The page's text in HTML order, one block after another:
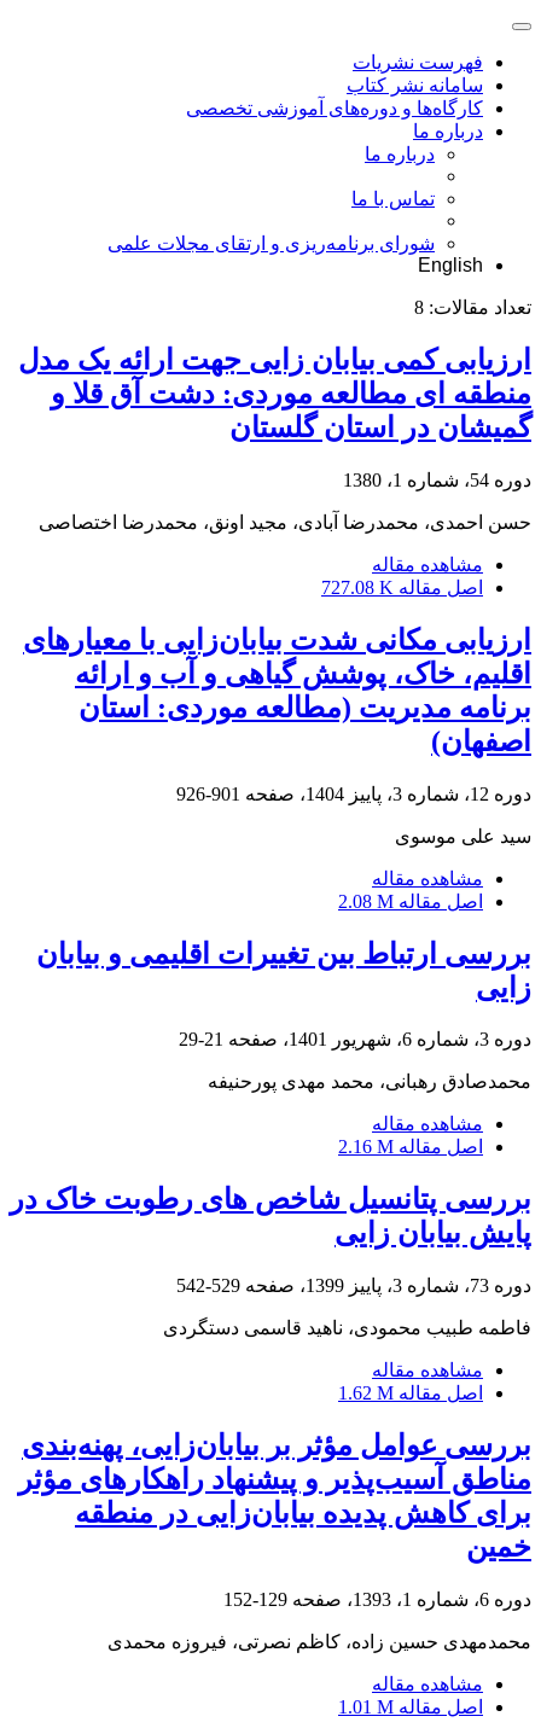
فهرست نشریات
سامانه نشر کتاب
کارگاه‌ها و دوره‌های آموزشی تخصصی
درباره ما
درباره ما
تماس با ما
شورای برنامه‌ریزی و ارتقای مجلات علمی
English
تعداد مقالات: 8
ارزیابی کمی بیابان زایی جهت ارائه یک مدل
منطقه ای مطالعه موردی: دشت آق قلا و
گمیشان در استان گلستان
دوره 54، شماره 1، 1380
حسن احمدی، محمدرضا آبادی، مجید اونق، محمدرضا اختصاصی
مشاهده مقاله
اصل مقاله 727.08 K
ارزیابی مکانی شدت بیابان‌زایی با معیارهای
اقلیم، خاک، پوشش گیاهی و آب و ارائه
برنامه مدیریت (مطالعه موردی: استان‌
اصفهان)
دوره 12، شماره 3، پاییز 1404، صفحه 901-926
سید علی موسوی
مشاهده مقاله
اصل مقاله 2.08 M
بررسی ارتباط بین تغییرات اقلیمی و بیابان
زایی
دوره 3، شماره 6، شهریور 1401، صفحه 21-29
محمدصادق رهبانی، محمد مهدی پورحنیفه
مشاهده مقاله
اصل مقاله 2.16 M
بررسی پتانسیل شاخص های رطوبت خاک در
پایش بیابان زایی
دوره 73، شماره 3، پاییز 1399، صفحه 529-542
فاطمه طبیب محمودی، ناهید قاسمی دستگردی
مشاهده مقاله
اصل مقاله 1.62 M
بررسی عوامل مؤثر بر بیابان‌زایی، پهنه‌بندی
مناطق آسیب‌پذیر و پیشنهاد راهکارهای مؤثر
برای کاهش پدیده بیابان‌زایی در منطقه
خمین
دوره 6، شماره 1، 1393، صفحه 129-152
محمدمهدی حسین زاده، کاظم نصرتی، فیروزه محمدی
مشاهده مقاله
اصل مقاله 1.01 M